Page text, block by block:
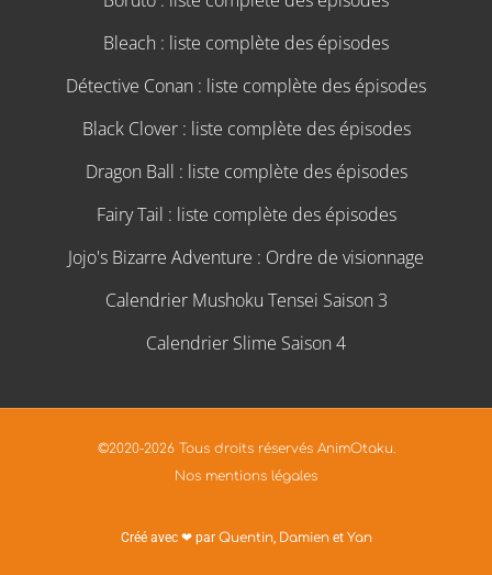
Bleach : liste complète des épisodes
Détective Conan : liste complète des épisodes
Black Clover : liste complète des épisodes
Dragon Ball : liste complète des épisodes
Fairy Tail : liste complète des épisodes
Jojo's Bizarre Adventure : Ordre de visionnage
Calendrier Mushoku Tensei Saison 3
Calendrier Slime Saison 4
©2020-2026 Tous droits réservés AnimOtaku.
Nos mentions légales
Créé avec ❤ par Quentin, Damienet Yan